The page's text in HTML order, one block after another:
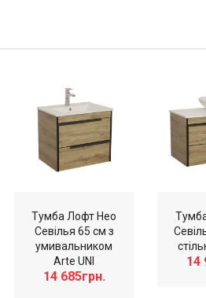
Тумба Лофт Нео
Севілья 65 см з
умивальником
Arte UNI
14 685грн.
14